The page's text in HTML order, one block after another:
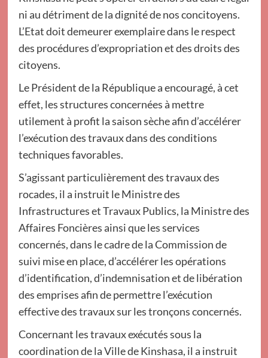
ni au détriment de la dignité de nos concitoyens.
L’Etat doit demeurer exemplaire dans le respect
des procédures d’expropriation et des droits des
citoyens.
Le Président de la République a encouragé, à cet
effet, les structures concernées à mettre
utilement à profit la saison sèche afin d’accélérer
l’exécution des travaux dans des conditions
techniques favorables.
S’agissant particulièrement des travaux des
rocades, il a instruit le Ministre des
Infrastructures et Travaux Publics, la Ministre des
Affaires Foncières ainsi que les services
concernés, dans le cadre de la Commission de
suivi mise en place, d’accélérer les opérations
d’identification, d’indemnisation et de libération
des emprises afin de permettre l’exécution
effective des travaux sur les tronçons concernés.
Concernant les travaux exécutés sous la
coordination de la Ville de Kinshasa, il a instruit